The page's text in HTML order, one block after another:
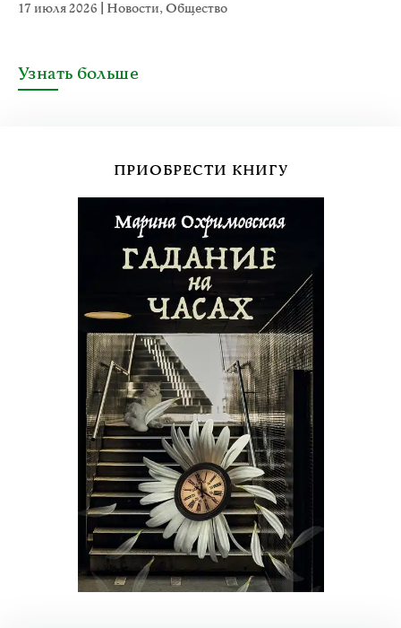
17 июля 2026 Новости,Общество
Узнать больше
ПРИОБРЕСТИ КНИГУ